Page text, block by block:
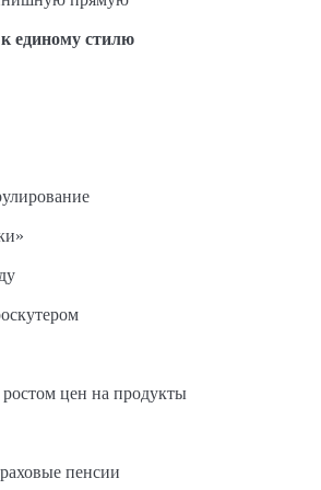
единому стилю
цен на продукты
пенсии